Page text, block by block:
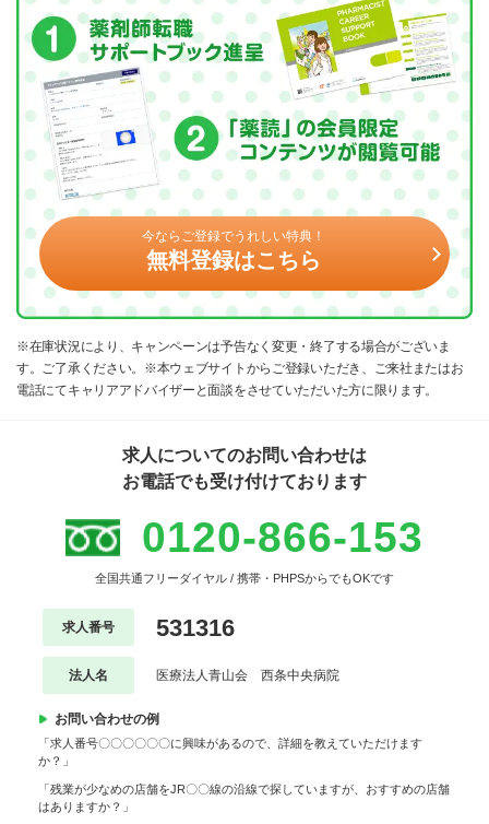
今ならご登録でうれしい特典！
無料登録はこちら
※在庫状況により、キャンペーンは予告なく変更・終了する場合がございま
す。ご了承ください。※本ウェブサイトからご登録いただき、ご来社またはお
電話にてキャリアアドバイザーと面談をさせていただいた方に限ります。
求人についてのお問い合わせは
お電話でも受け付けております
0120-866-153
全国共通フリーダイヤル / 携帯・PHPSからでもOKです
求人番号 531316
法人名 医療法人青山会 西条中央病院
お問い合わせの例
「求人番号〇〇〇〇〇〇に興味があるので、詳細を教えていただけます
か？」
「残業が少なめの店舗をJR〇〇線の沿線で探していますが、おすすめの店舗
はありますか？」